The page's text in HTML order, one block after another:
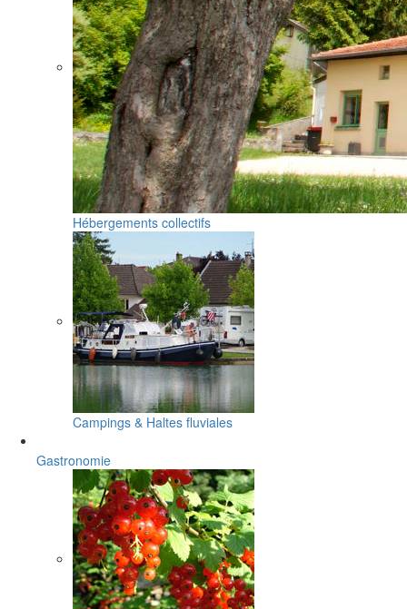
Hébergements collectifs
Campings & Haltes fluviales
Gastronomie